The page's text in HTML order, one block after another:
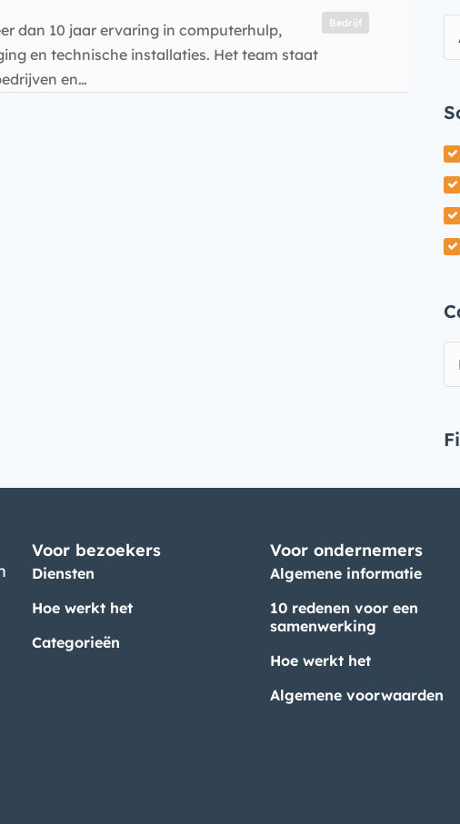
Bedrijf
dan 10 jaar ervaring in computerhulp,
en technische installaties. Het team staat
en…
Voor bezoekers
Diensten
Hoe werkt het
Categorieën
Voor ondernemers
Algemene informatie
10 redenen voor een
samenwerking
Hoe werkt het
Algemene voorwaarden